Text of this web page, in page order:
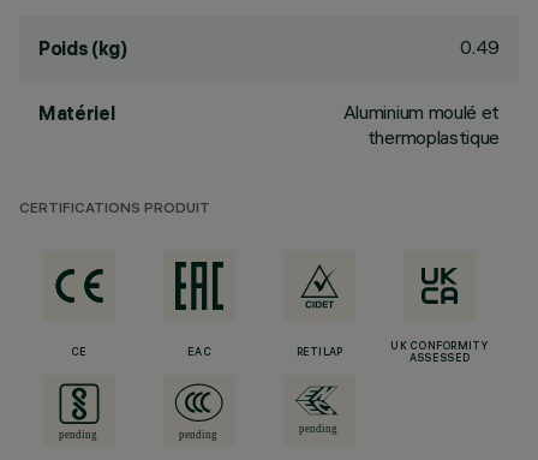
Poids (kg) 0.49
Matériel
Aluminium moulé et
thermoplastique
CERTIFICATIONS PRODUIT
CE EAC RETILAP
UK CONFORMITY
ASSESSED